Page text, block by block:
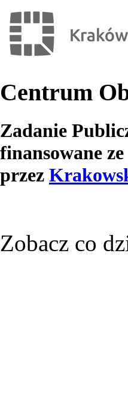
Centrum
Zadanie
finansowane
przez
Zobacz co